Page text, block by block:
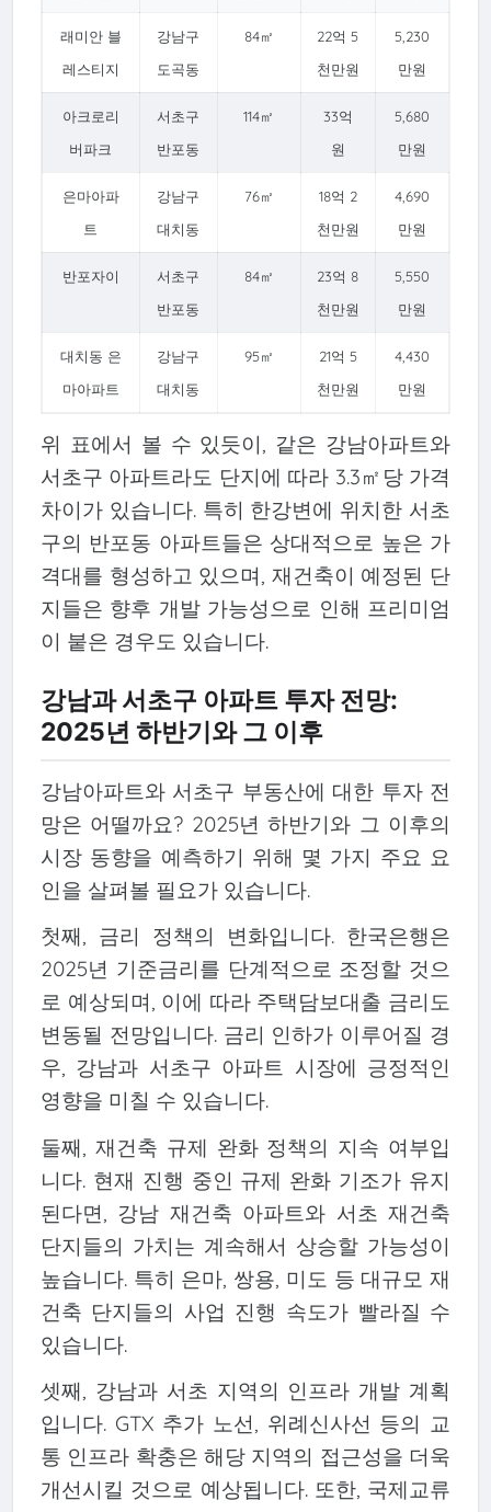
래미안 블
레스티지
강남구
도곡동
84㎡
22억 5
천만원
5,230
만원
아크로리
버파크
서초구
반포동
114㎡
33억
원
5,680
만원
은마아파
트
강남구
대치동
76㎡
18억 2
천만원
4,690
만원
반포자이
서초구
반포동
84㎡
23억 8
천만원
5,550
만원
대치동 은
마아파트
강남구
대치동
95㎡
21억 5
천만원
4,430
만원
위 표에서 볼 수 있듯이, 같은 강남아파트와
서초구 아파트라도 단지에 따라 3.3㎡당 가격
차이가 있습니다. 특히 한강변에 위치한 서초
구의 반포동 아파트들은 상대적으로 높은 가
격대를 형성하고 있으며, 재건축이 예정된 단
지들은 향후 개발 가능성으로 인해 프리미엄
이 붙은 경우도 있습니다.
강남과 서초구 아파트 투자 전망:
2025년 하반기와 그 이후
강남아파트와 서초구 부동산에 대한 투자 전
망은 어떨까요? 2025년 하반기와 그 이후의
시장 동향을 예측하기 위해 몇 가지 주요 요
인을 살펴볼 필요가 있습니다.
첫째, 금리 정책의 변화입니다. 한국은행은
2025년 기준금리를 단계적으로 조정할 것으
로 예상되며, 이에 따라 주택담보대출 금리도
변동될 전망입니다. 금리 인하가 이루어질 경
우, 강남과 서초구 아파트 시장에 긍정적인
영향을 미칠 수 있습니다.
둘째, 재건축 규제 완화 정책의 지속 여부입
니다. 현재 진행 중인 규제 완화 기조가 유지
된다면, 강남 재건축 아파트와 서초 재건축
단지들의 가치는 계속해서 상승할 가능성이
높습니다. 특히 은마, 쌍용, 미도 등 대규모 재
건축 단지들의 사업 진행 속도가 빨라질 수
있습니다.
셋째, 강남과 서초 지역의 인프라 개발 계획
입니다. GTX 추가 노선, 위례신사선 등의 교
통 인프라 확충은 해당 지역의 접근성을 더욱
개선시킬 것으로 예상됩니다. 또한, 국제교류